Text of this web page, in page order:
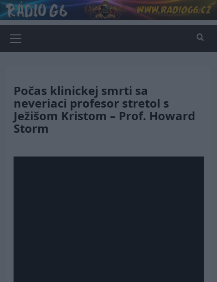
Skip
to
content
Menu
Počas klinickej smrti sa
neveriaci profesor stretol s
Ježišom Kristom – Prof. Howard
Storm